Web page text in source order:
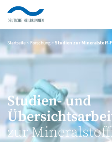
Startseite~ Forschung~ Studien zur Mineralstoff-
Studien- und
zur